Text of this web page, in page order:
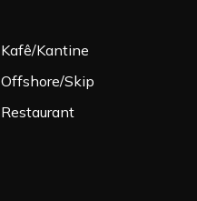
Kafê/Kantine
Offshore/Skip
Restaurant